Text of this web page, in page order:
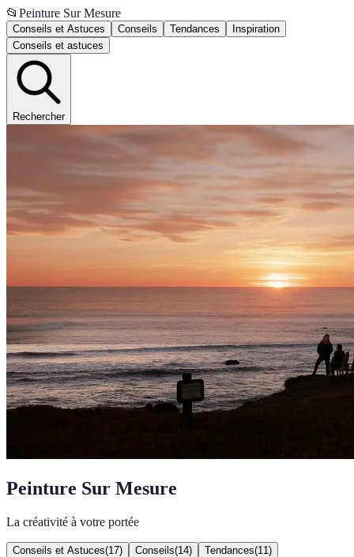
📂 Peinture Sur Mesure
Conseils et Astuces Conseils Tendances
Inspiration
Conseils et astuces
Rechercher
Peinture Sur Mesure
La créativité à votre portée
Conseils et Astuces(17) Conseils(14) Tendances(11 )